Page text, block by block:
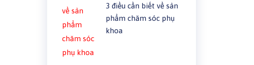
3 điều cần biết về sản
phẩm chăm sóc phụ
khoa